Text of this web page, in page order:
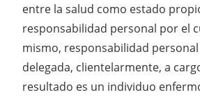
entre la salud como estado
responsabilidad personal por el
mismo, responsabilidad
delegada, clientelarmente, a
resultado es un individuo